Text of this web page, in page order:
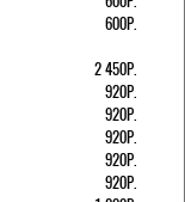
600Р.
2 450Р.
920Р.
920Р.
920Р.
920Р.
920Р.